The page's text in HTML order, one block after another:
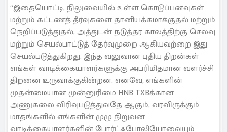
“இதையொட்டி, நிலுவையில் உள்ள கொடுப்பனவுகள்
மற்றும் கட்டணத் தீர்வுகளை தானியக்கமாக்குதல் மற்றும்
நெறிப்படுத்துதல், அத்துடன் நடுத்தர காலத்திற்கு செலவு
மற்றும் செயல்பாட்டுத் தேர்வுமுறை ஆகியவற்றை இது
செயல்படுத்துகிறது. இந்த வலுவான புதிய திறன்கள்
எங்கள் வாடிக்கையாளர்களுக்கு அபரிமிதமான வளர்ச்சி
திறனை உருவாக்குகின்றன. எனவே, எங்களின்
முதன்மையான முன்னுரிமை HNB TXBக்கான
அணுகலை விரிவுபடுத்துவதே ஆகும், வரவிருக்கும்
மாதங்களில் எங்களின் முழு நிறுவன
வாடிக்கையாளர்களின் போர்ட்ஃபோலியோவையும்